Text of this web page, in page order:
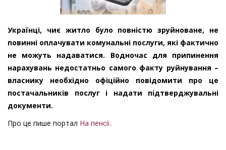
Українці, чиє житло було повністю зруйноване, не
повинні оплачувати комунальні послуги, які фактично
не можуть надаватися. Водночас для припинення
нарахувань недостатньо самого факту руйнування –
власнику необхідно офіційно повідомити про це
постачальників послуг і надати підтверджувальні
документи.
Про це пише портал На пенсії.